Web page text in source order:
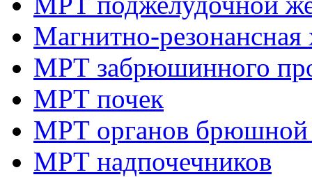
Магнитно-резонансная
МРТ забрюшинного
МРТ почек
МРТ органов брюшной
МРТ надпочечников